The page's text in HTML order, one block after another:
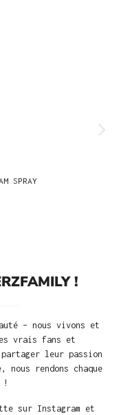
SPRAY
!
– nous vivons et
vrais fans et
leur passion
rendons chaque
!
sur Instagram et